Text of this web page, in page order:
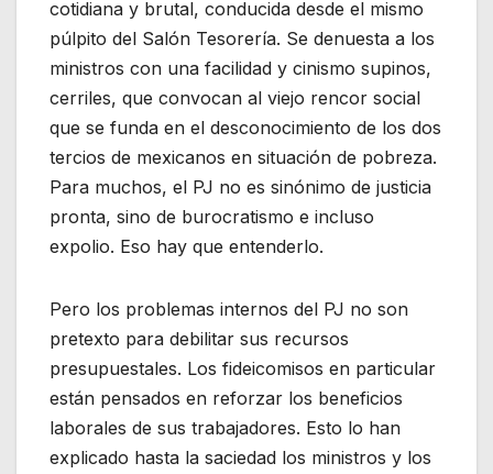
cotidiana y brutal, conducida desde el mismo
púlpito del Salón Tesorería. Se denuesta a los
ministros con una facilidad y cinismo supinos,
cerriles, que convocan al viejo rencor social
que se funda en el desconocimiento de los dos
tercios de mexicanos en situación de pobreza.
Para muchos, el PJ no es sinónimo de justicia
pronta, sino de burocratismo e incluso
expolio. Eso hay que entenderlo.
Pero los problemas internos del PJ no son
pretexto para debilitar sus recursos
presupuestales. Los fideicomisos en particular
están pensados en reforzar los beneficios
laborales de sus trabajadores. Esto lo han
explicado hasta la saciedad los ministros y los